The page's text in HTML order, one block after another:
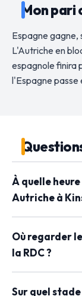
Mon pari
Espagne gagne,
L'Autriche en
espagnole finira
l'Espagne passe
À quelle
Autriche à
Où regarder
la RDC ?
Sur quel